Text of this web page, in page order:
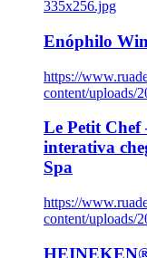
335x256.jpg
Enóphilo
https://
content/uploads/
Le Petit Chef
interativa
Spa
https://
content/uploads/